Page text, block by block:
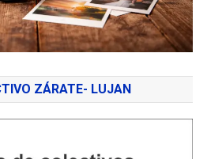
ZÁRATE- LUJAN